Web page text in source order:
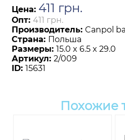
Цена: 411 грн.
Опт: 411 грн.
Производитель: Canpol
Страна: Польша
Размеры: 15.0 x 6.5 x 29.0
Артикул: 2/009
ID: 15631
Похожие